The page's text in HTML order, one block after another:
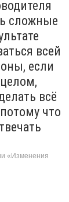
сложные
всей
если
всё
что
«Изменения